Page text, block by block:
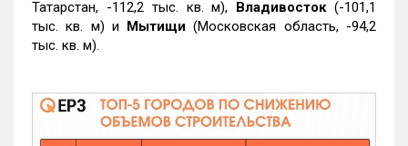
Татарстан, -112,2 тыс. кв. м), Владивосток(-101,1
тыс. кв. м) и Мытищи (Московская область, -94,2
тыс. кв. м).